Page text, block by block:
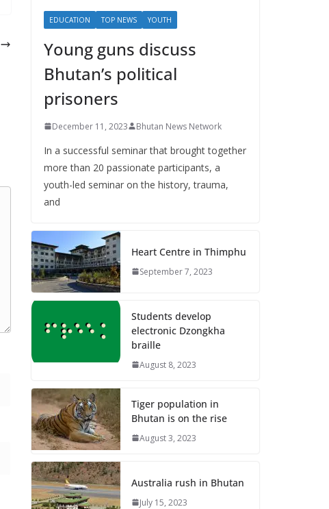
EDUCATION TOP NEWS YOUTH
Young guns discuss
Bhutan’s political
prisoners
December 11, 2023 Bhutan News Network
In a successful seminar that brought together
more than 20 passionate participants, a
youth-led seminar on the history, trauma,
and
Heart Centre in Thimphu
September 7, 2023
Students develop
electronic Dzongkha
braille
August 8, 2023
Tiger population in
Bhutan is on the rise
August 3, 2023
Australia rush in Bhutan
July 15, 2023